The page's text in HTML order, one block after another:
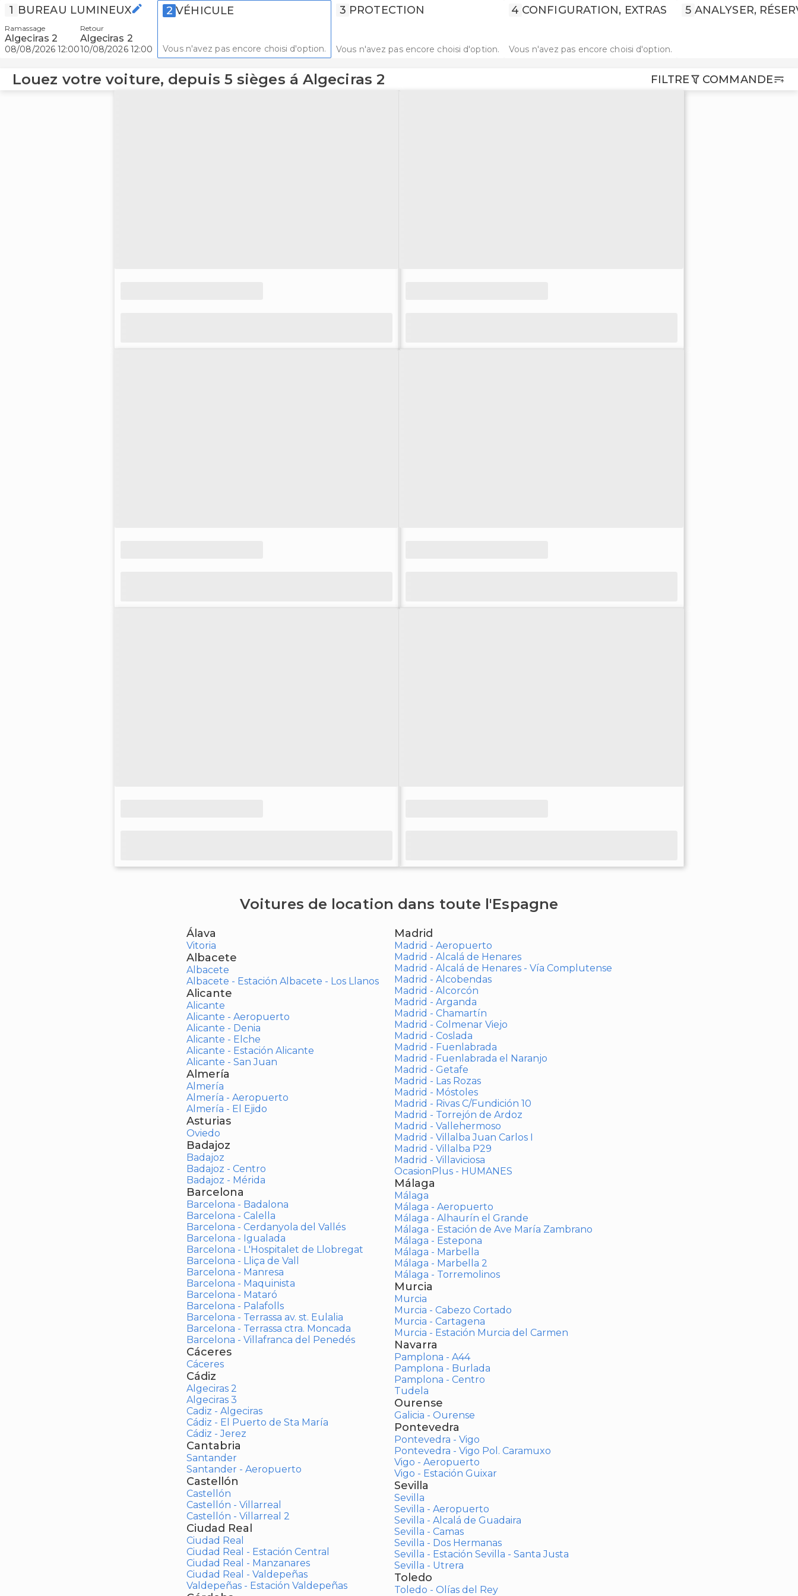
1 BUREAU LUMINEUX
Ramassage
Algeciras 2
08/08/2026 12:00
Retour
Algeciras 2
10/08/2026 12:00
2 VÉHICULE
Vous n'avez pas encore choisi d'option.
3 PROTECTION
Vous n'avez pas encore choisi d'option.
4 CONFIGURATION, EXTRAS
Vous n'avez pas encore choisi d'option.
5 ANALYSER,
Louez votre voiture, depuis 5 sièges á Algeciras 2 FILTRE COMMANDE
Voitures de location dans toute l'Espagne
Álava
Vitoria
Albacete
Albacete
Albacete - Estación Albacete - Los Llanos
Alicante
Alicante
Alicante - Aeropuerto
Alicante - Denia
Alicante - Elche
Alicante - Estación Alicante
Alicante - San Juan
Almería
Almería
Almería - Aeropuerto
Almería - El Ejido
Asturias
Oviedo
Badajoz
Badajoz
Badajoz - Centro
Badajoz - Mérida
Barcelona
Barcelona - Badalona
Barcelona - Calella
Barcelona - Cerdanyola del Vallés
Barcelona - Igualada
Barcelona - L'Hospitalet de Llobregat
Barcelona - Lliça de Vall
Barcelona - Manresa
Barcelona - Maquinista
Barcelona - Mataró
Barcelona - Palafolls
Barcelona - Terrassa av. st. Eulalia
Barcelona - Terrassa ctra. Moncada
Barcelona - Villafranca del Penedés
Cáceres
Cáceres
Cádiz
Algeciras 2
Algeciras 3
Cadiz - Algeciras
Cádiz - El Puerto de Sta María
Cádiz - Jerez
Cantabria
Santander
Santander - Aeropuerto
Castellón
Castellón
Castellón - Villarreal
Castellón - Villarreal 2
Ciudad Real
Ciudad Real
Ciudad Real - Estación Central
Ciudad Real - Manzanares
Ciudad Real - Valdepeñas
Valdepeñas - Estación Valdepeñas
Madrid
Madrid - Aeropuerto
Madrid - Alcalá de Henares
Madrid - Alcalá de Henares - Vía Complutense
Madrid - Alcobendas
Madrid - Alcorcón
Madrid - Arganda
Madrid - Chamartín
Madrid - Colmenar Viejo
Madrid - Coslada
Madrid - Fuenlabrada
Madrid - Fuenlabrada el Naranjo
Madrid - Getafe
Madrid - Las Rozas
Madrid - Móstoles
Madrid - Rivas C/Fundición 10
Madrid - Torrejón de Ardoz
Madrid - Vallehermoso
Madrid - Villalba Juan Carlos I
Madrid - Villalba P29
Madrid - Villaviciosa
OcasionPlus - HUMANES
Málaga
Málaga
Málaga - Aeropuerto
Málaga - Alhaurín el Grande
Málaga - Estación de Ave María Zambrano
Málaga - Estepona
Málaga - Marbella
Málaga - Marbella 2
Málaga - Torremolinos
Murcia
Murcia
Murcia - Cabezo Cortado
Murcia - Cartagena
Murcia - Estación Murcia del Carmen
Navarra
Pamplona - A44
Pamplona - Burlada
Pamplona - Centro
Tudela
Ourense
Galicia - Ourense
Pontevedra
Pontevedra - Vigo
Pontevedra - Vigo Pol. Caramuxo
Vigo - Aeropuerto
Vigo - Estación Guixar
Sevilla
Sevilla
Sevilla - Aeropuerto
Sevilla - Alcalá de Guadaira
Sevilla - Camas
Sevilla - Dos Hermanas
Sevilla - Estación Sevilla - Santa Justa
Sevilla - Utrera
Toledo
Toledo - Olías del Rey